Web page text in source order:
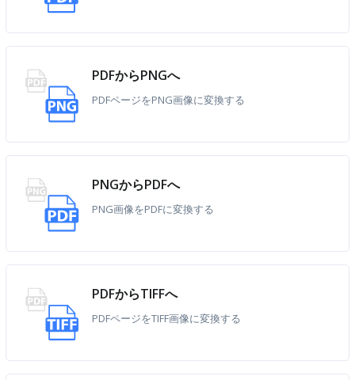
PDFからPNGへ
PDFページをPNG画像に変換する
PNGからPDFへ
PNG画像をPDFに変換する
PDFからTIFFへ
PDFページをTIFF画像に変換する